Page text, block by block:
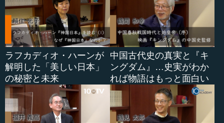
ラフカディオ・ハーンが
解明した「美しい日本」
の秘密と未来
中国古代史の真実と『キ
ングダム』…史実がわか
れば物語はもっと面白い